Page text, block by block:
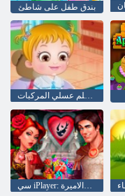
بندق طفل على شاطئ
الطفل يتعلم عسلي المركبات
سي iPlayer: الإخلاص: فرسان والاميرة